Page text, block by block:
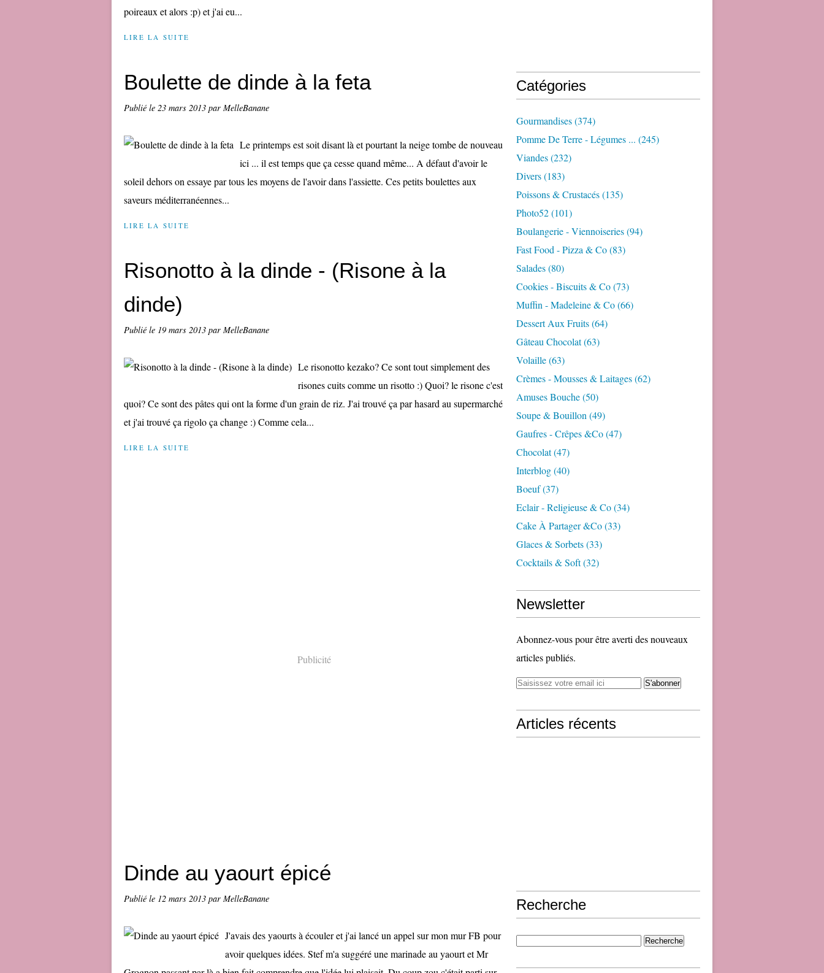
poireaux et alors :p) et j'ai eu...
LIRE LA SUITE
Boulette de dinde à la feta
Publié le 23 mars 2013 par MelleBanane
Le printemps est soit disant là et pourtant la neige tombe de nouveau
ici ... il est temps que ça cesse quand même... A défaut d'avoir le
soleil dehors on essaye par tous les moyens de l'avoir dans l'assiette. Ces petits boulettes aux
saveurs méditerranéennes...
LIRE LA SUITE
Risonotto à la dinde - (Risone à la
dinde)
Publié le 19 mars 2013 par MelleBanane
Le risonotto kezako? Ce sont tout simplement des
risones cuits comme un risotto :) Quoi? le risone c'est
quoi? Ce sont des pâtes qui ont la forme d'un grain de riz. J'ai trouvé ça par hasard au supermarché
et j'ai trouvé ça rigolo ça change :) Comme cela...
LIRE LA SUITE
Publicité
Dinde au yaourt épicé
Publié le 12 mars 2013 par MelleBanane
J'avais des yaourts à écouler et j'ai lancé un appel sur mon mur FB pour
avoir quelques idées. Stef m'a suggéré une marinade au yaourt et Mr
Catégories
Gourmandises(374)
Pomme De Terre - Légumes ... (245)
Viandes(232)
Divers(183)
Poissons & Crustacés(135)
Photo52(101)
Boulangerie - Viennoiseries(94)
Fast Food - Pizza & Co(83)
Salades(80)
Cookies - Biscuits & Co(73)
Muffin - Madeleine & Co(66)
Dessert Aux Fruits(64)
Gâteau Chocolat(63)
Volaille(63)
Crèmes - Mousses & Laitages(62)
Amuses Bouche(50)
Soupe & Bouillon (49)
Gaufres - Crêpes &co(47)
Chocolat(47)
Interblog(40)
Boeuf(37)
Eclair - Religieuse & Co(34)
Cake À Partager &co(33)
Glaces & Sorbets(33)
Cocktails & Soft(32)
Newsletter
Abonnez-vous pour être averti des nouveaux
articles publiés.
Articles récents
Recherche